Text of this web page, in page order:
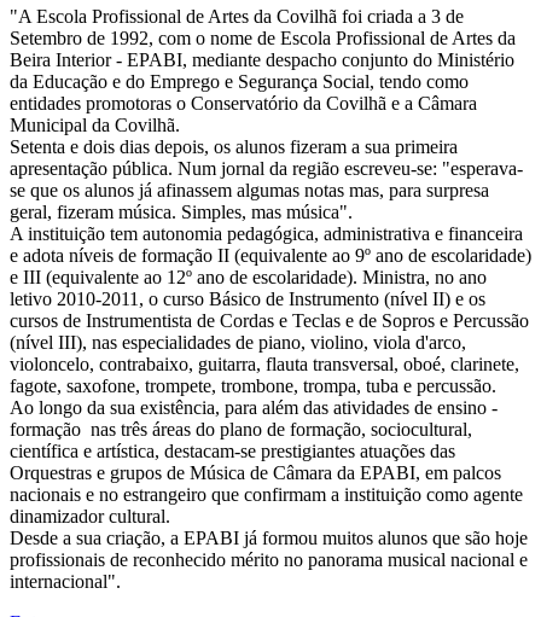
"A Escola Profissional de Artes da Covilhã foi criada a 3 de
Setembro de 1992, com o nome de Escola Profissional de Artes da
Beira Interior - EPABI, mediante despacho conjunto do Ministério
da Educação e do Emprego e Segurança Social, tendo como
entidades promotoras o Conservatório da Covilhã e a Câmara
Municipal da Covilhã.
Setenta e dois dias depois, os alunos fizeram a sua primeira
apresentação pública. Num jornal da região escreveu-se: "esperava-
se que os alunos já afinassem algumas notas mas, para surpresa
geral, fizeram música. Simples, mas música".
A instituição tem autonomia pedagógica, administrativa e financeira
e adota níveis de formação II (equivalente ao 9º ano de escolaridade)
e III (equivalente ao 12º ano de escolaridade). Ministra, no ano
letivo 2010-2011, o curso Básico de Instrumento (nível II) e os
cursos de Instrumentista de Cordas e Teclas e de Sopros e Percussão
(nível III), nas especialidades de piano, violino, viola d'arco,
violoncelo, contrabaixo, guitarra, flauta transversal, oboé, clarinete,
fagote, saxofone, trompete, trombone, trompa, tuba e percussão.
Ao longo da sua existência, para além das atividades de ensino -
formação nas três áreas do plano de formação, sociocultural,
científica e artística, destacam-se prestigiantes atuações das
Orquestras e grupos de Música de Câmara da EPABI, em palcos
nacionais e no estrangeiro que confirmam a instituição como agente
dinamizador cultural.
Desde a sua criação, a EPABI já formou muitos alunos que são hoje
profissionais de reconhecido mérito no panorama musical nacional e
internacional".